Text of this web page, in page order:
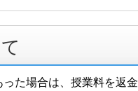
た場合は、授業料を返